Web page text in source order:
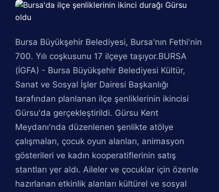
Bursa Büyükşehir Belediyesi, Bursa'nın Fethi'nin
700. Yılı coşkusunu 17 ilçeye taşıyor.BURSA
(İGFA) - Bursa Büyükşehir Belediyesi Kültür,
Sanat ve Sosyal İşler Dairesi Başkanlığı
tarafından planlanan ilçe şenliklerinin ikincisi
Gürsu'da gerçekleştirildi. Gürsu Kent
Meydanı'nda düzenlenen şenlikte atölye
çalışmaları, çocuk oyun alanları, animasyon
gösterileri ve kadın kooperatiflerinin satış
stantları yer aldı. Aileler ve çocuklar için özenle
hazırlanan etkinlik alanları kültürel ve sosyal